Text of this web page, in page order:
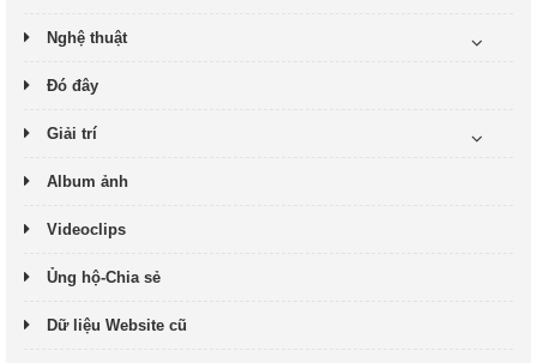
Nghệ thuật
Đó đây
Giải trí
Album ảnh
Videoclips
Ủng hộ-Chia sẻ
Dữ liệu Website cũ